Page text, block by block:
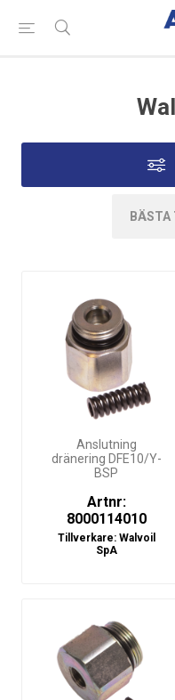
Anslutning
dränering DFE10/Y-
BSP
Artnr:
8000114010
Tillverkare: Walvoil
SpA